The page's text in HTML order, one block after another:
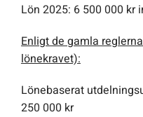
Lön 2025: 6 500 000 kr
Enligt de gamla
lönekravet):
Lönebaserat
250 000 kr